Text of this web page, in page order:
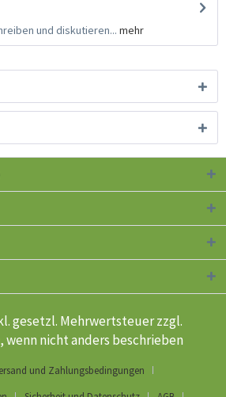
und diskutieren... mehr
gesetzl. Mehrwertsteuer zzgl.
, wenn nicht anders beschrieben
und Zahlungsbedingungen